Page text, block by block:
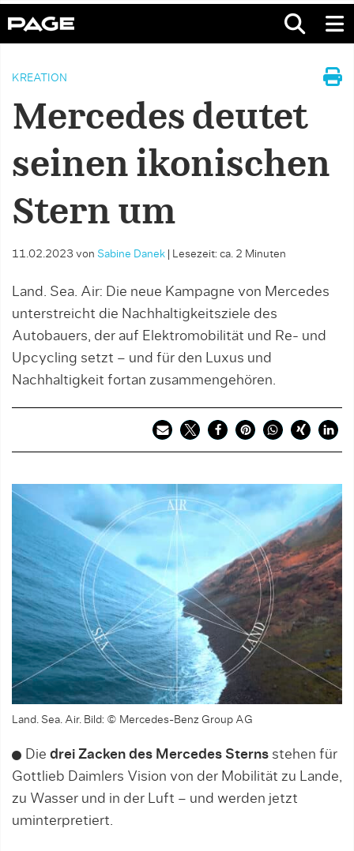
KREATION
Mercedes deutet
seinen ikonischen
Stern um
11.02.2023 von Sabine Danek Lesezeit: ca. 2 Minuten
Land. Sea. Air: Die neue Kampagne von Mercedes
unterstreicht die Nachhaltigkeitsziele des
Autobauers, der auf Elektromobilität und Re- und
Upcycling setzt – und für den Luxus und
Nachhaltigkeit fortan zusammengehören.
Land. Sea. Air. Bild: © Mercedes-Benz Group AG
Die drei Zacken des Mercedes Sterns stehen für
Gottlieb Daimlers Vision von der Mobilität zu Lande,
zu Wasser und in der Luft – und werden jetzt
uminterpretiert.